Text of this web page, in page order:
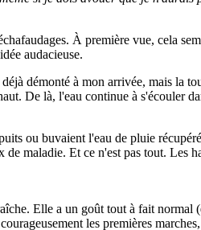
À première vue, cela
audacieuse.
démonté à mon arrivée, mais la
De là, l'eau continue à s'écouler
ou buvaient l'eau de pluie
maladie. Et ce n'est pas tout. Les
Elle a un goût tout à fait
les premières